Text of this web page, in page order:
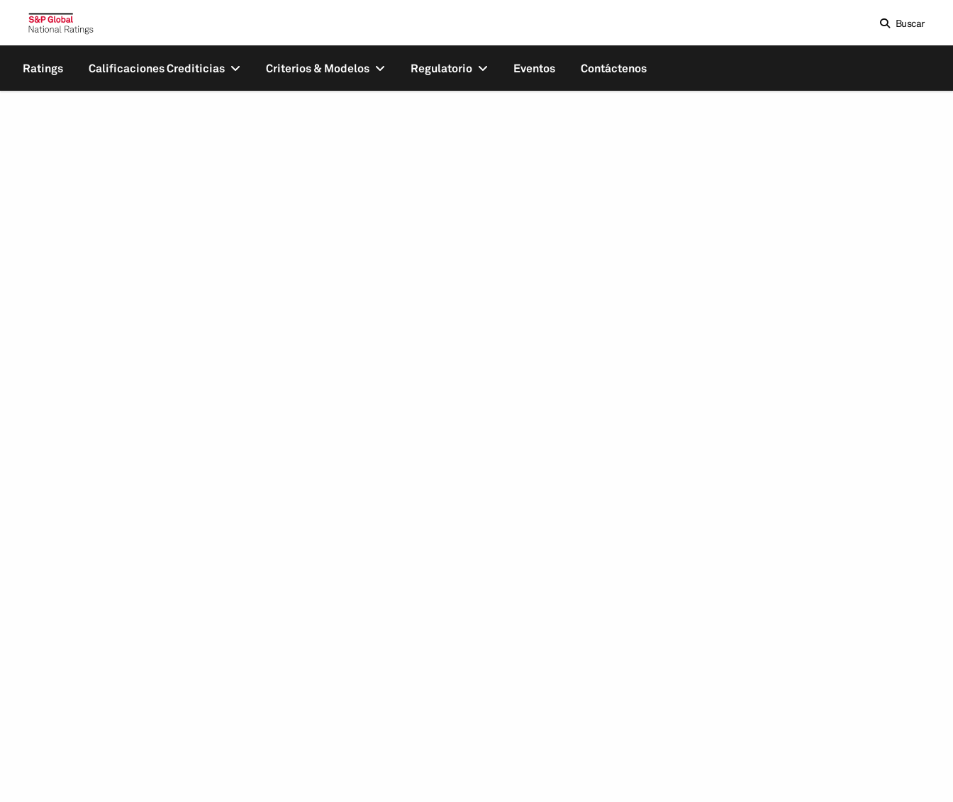
Buscar
Ratings Calificaciones Crediticias Criterios & Modelos Regulatorio Eventos Contáctenos